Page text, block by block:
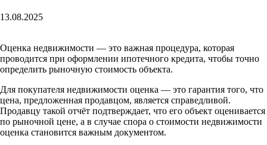
13.08.2025
Оценка недвижимости — это важная процедура, которая
проводится при оформлении ипотечного кредита, чтобы точно
определить рыночную стоимость объекта.
Для покупателя недвижимости оценка — это гарантия того, что
цена, предложенная продавцом, является справедливой.
Продавцу такой отчёт подтверждает, что его объект оценивается
по рыночной цене, а в случае спора о стоимости недвижимости
оценка становится важным документом.